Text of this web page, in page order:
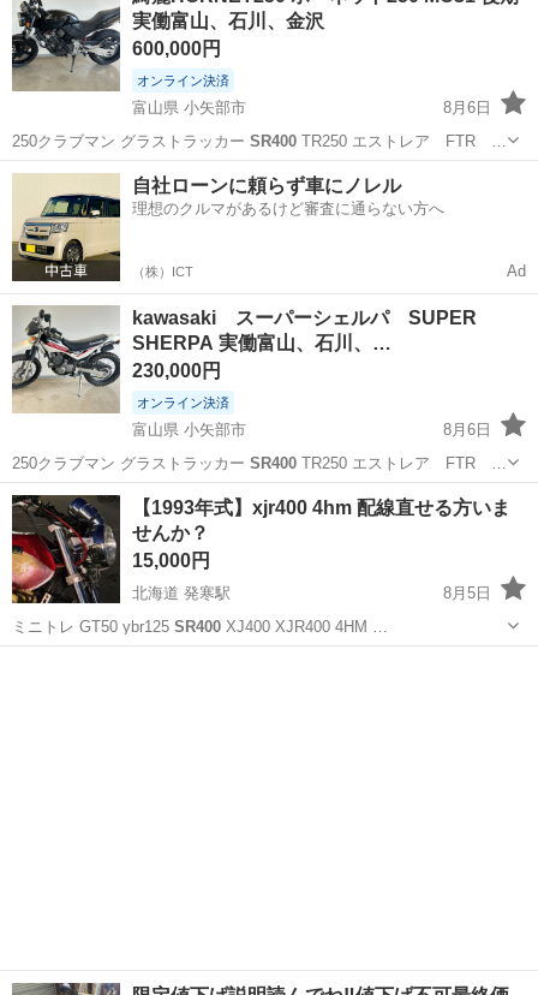
実働富山、石川、金沢
600,000円
オンライン決済
富山県 小矢部市
8月6日
250クラブマン グラストラッカー SR400TR250 エストレア FTR …
富山 小矢部市 ホーネット
自社ローンに頼らず車にノレル
理想のクルマがあるけど審査に通らない方へ
（株）ICT Ad
kawasaki スーパーシェルパ SUPER
SHERPA 実働富山、石川、…
230,000円
オンライン決済
富山県 小矢部市
8月6日
250クラブマン グラストラッカー SR400TR250 エストレア FTR …
富山 小矢部市 カワサキ
【1993年式】xjr400 4hm 配線直せる方いま
せんか？
15,000円
北海道 発寒駅
8月5日
ミニトレ GT50 ybr125 SR400XJ400 XJR400 4HM …